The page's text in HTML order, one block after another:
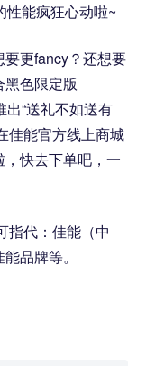
性能疯狂心动啦~
更fancy？还想要
色限定版
“送礼不如送有
佳能官方线上商城
快去下单吧，一
指代：佳能（中
品牌等。